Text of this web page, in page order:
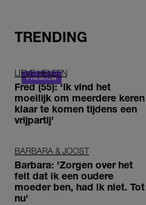
TRENDING
LIEVE HELEEN
Fred (55): 'Ik vind het
moeilijk om meerdere keren
klaar te komen tijdens een
vrijpartij'
BARBARA & JOOST
Barbara: 'Zorgen over het
feit dat ik een oudere
moeder ben, had ik niet. Tot
nu'